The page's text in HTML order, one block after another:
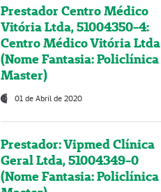
Prestador Centro Médico
Vitória Ltda, 51004350-4:
Centro Médico Vitória Ltda
(Nome Fantasia: Policlínica
Master)
01 de Abril de 2020
Prestador: Vipmed Clínica
Geral Ltda, 51004349-0
(Nome Fantasia: Policlínica